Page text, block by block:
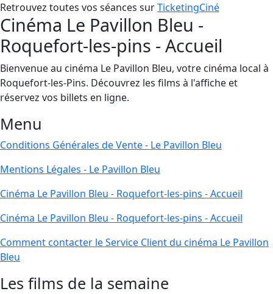
Retrouvez toutes vos séances surTicketingCiné
Cinéma Le Pavillon Bleu -
Roquefort-les-pins - Accueil
Bienvenue au cinéma Le Pavillon Bleu, votre cinéma local à
Roquefort-les-Pins. Découvrez les films à l'affiche et
réservez vos billets en ligne.
Menu
Conditions Générales de Vente - Le Pavillon Bleu
Mentions Légales - Le Pavillon Bleu
Cinéma Le Pavillon Bleu - Roquefort-les-pins - Accueil
Cinéma Le Pavillon Bleu - Roquefort-les-pins - Accueil
Comment contacter le Service Client du cinéma Le Pavillon
Bleu
Les films de la semaine